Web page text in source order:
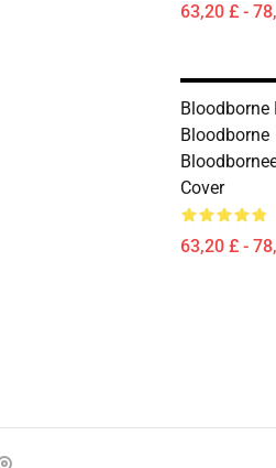
63,20 £ -
Bloodborne
Bloodborne
Cover
63,20 £ -